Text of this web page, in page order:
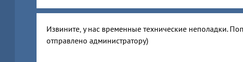
Извините, у нас временные технические неполадки.
отправлено администратору)